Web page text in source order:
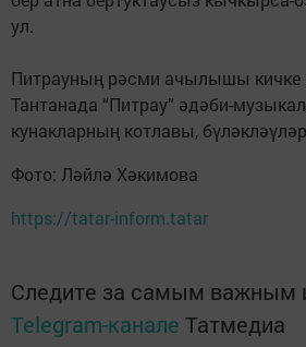
ул.
Питрауның рәсми ачылышы кичке
Тантанада “Питрау” әдәби-
кунакларның котлавы,
Фото: Ләйлә Хәкимова
https://tatar-inform.tatar
Следите за самым важным
Telegram-канале Татмедиа